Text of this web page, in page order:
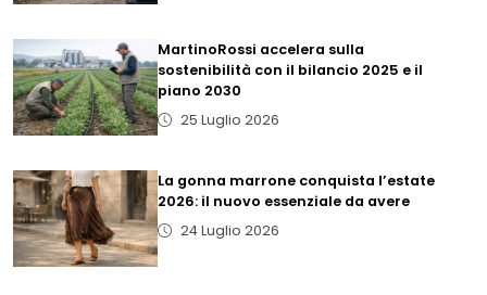
MartinoRossi accelera sulla
sostenibilità con il bilancio 2025 e il
piano 2030
25 Luglio 2026
La gonna marrone conquista l’estate
2026: il nuovo essenziale da avere
24 Luglio 2026